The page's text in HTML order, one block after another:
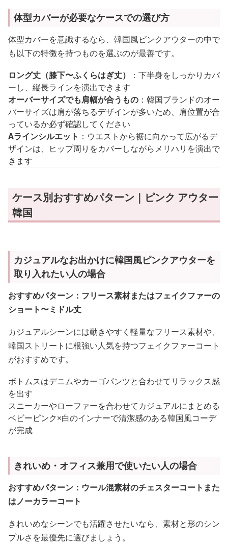
体型カバーが必要なケースでの選び方
体型カバーを意識するなら、韓国風ピンクアウターの中で
も以下の特徴を持つものを選ぶのが最善です。
ロング丈（膝下〜ふくらはぎ丈）
：下半身をしっかりカバ
ーし、縦長ラインを演出できます
オーバーサイズでも肩幅が合うもの ：韓国ブランドのオー
バーサイズは肩が落ちるデザインが多いため、肩位置が合
っているか必ず確認してください
Aラインシルエット ：ウエストから裾に向かって広がるデ
ザインは、ヒップ周りをカバーしながらメリハリを演出で
きます
ケース別おすすめパターン｜ピンク アウター
韓国
カジュアルなお出かけに韓国風ピンクアウターを
取り入れたい人の場合
おすすめパターン：フリース素材またはフェイクファーの
ショート〜ミドル丈
カジュアルシーンには動きやすく軽量なフリース素材や、
韓国ストリートに根強い人気を持つフェイクファーコート
がおすすめです。
ボトムスはデニムやカーゴパンツと合わせてリラックス感
を出す
スニーカーやローファーを合わせてカジュアルにまとめる
ベビーピンク×白のインナーで清潔感のある韓国風コーデ
が完成
きれいめ・オフィス兼用で使いたい人の場合
おすすめパターン：ウール混素材のチェスターコートまた
はノーカラーコート
きれいめなシーンでも活躍させたいなら、素材と形のシン
プルさを最優先に選びましょう。